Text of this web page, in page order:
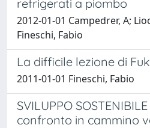
refrigerati a piombo
2012-01-01 Campedrer, A;
Fineschi, Fabio
La difficile lezione di
2011-01-01 Fineschi, Fabio
SVILUPPO
confronto in cammino